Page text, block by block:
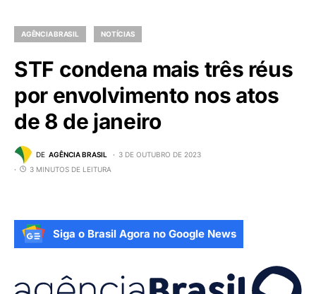
AGÊNCIA BRASIL NOTÍCIAS
STF condena mais três réus
por envolvimento nos atos
de 8 de janeiro
DE AGÊNCIA BRASIL
3 DE OUTUBRO DE 2023
3 MINUTOS DE LEITURA
Siga o Brasil Agora no Google News